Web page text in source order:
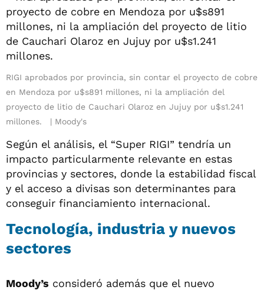
RIGI aprobados por provincia, sin contar el proyecto de cobre
en Mendoza por u$s891 millones, ni la ampliación del
proyecto de litio de Cauchari Olaroz en Jujuy por u$s1.241
millones.
Moody's
Según el análisis, el “Super RIGI” tendría un
impacto particularmente relevante en estas
provincias y sectores, donde la estabilidad fiscal
y el acceso a divisas son determinantes para
conseguir financiamiento internacional.
Tecnología, industria y nuevos
sectores
Moody’s consideró además que el nuevo